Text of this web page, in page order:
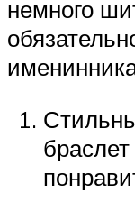
немного